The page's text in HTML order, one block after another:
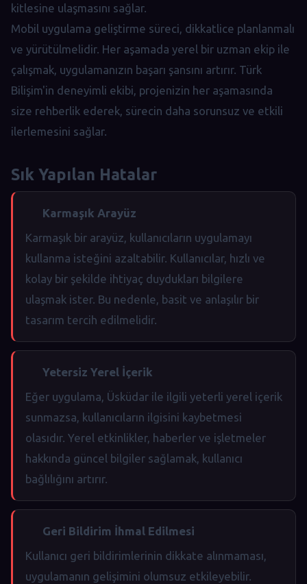
kitlesine ulaşmasını sağlar.
Mobil uygulama geliştirme süreci, dikkatlice planlanmalı
ve yürütülmelidir. Her aşamada yerel bir uzman ekip ile
çalışmak, uygulamanızın başarı şansını artırır. Türk
Bilişim'in deneyimli ekibi, projenizin her aşamasında
size rehberlik ederek, sürecin daha sorunsuz ve etkili
ilerlemesini sağlar.
Sık Yapılan Hatalar
Karmaşık Arayüz
Karmaşık bir arayüz, kullanıcıların uygulamayı
kullanma isteğini azaltabilir. Kullanıcılar, hızlı ve
kolay bir şekilde ihtiyaç duydukları bilgilere
ulaşmak ister. Bu nedenle, basit ve anlaşılır bir
tasarım tercih edilmelidir.
Yetersiz Yerel İçerik
Eğer uygulama, Üsküdar ile ilgili yeterli yerel içerik
sunmazsa, kullanıcıların ilgisini kaybetmesi
olasıdır. Yerel etkinlikler, haberler ve işletmeler
hakkında güncel bilgiler sağlamak, kullanıcı
bağlılığını artırır.
Geri Bildirim İhmal Edilmesi
Kullanıcı geri bildirimlerinin dikkate alınmaması,
uygulamanın gelişimini olumsuz etkileyebilir.